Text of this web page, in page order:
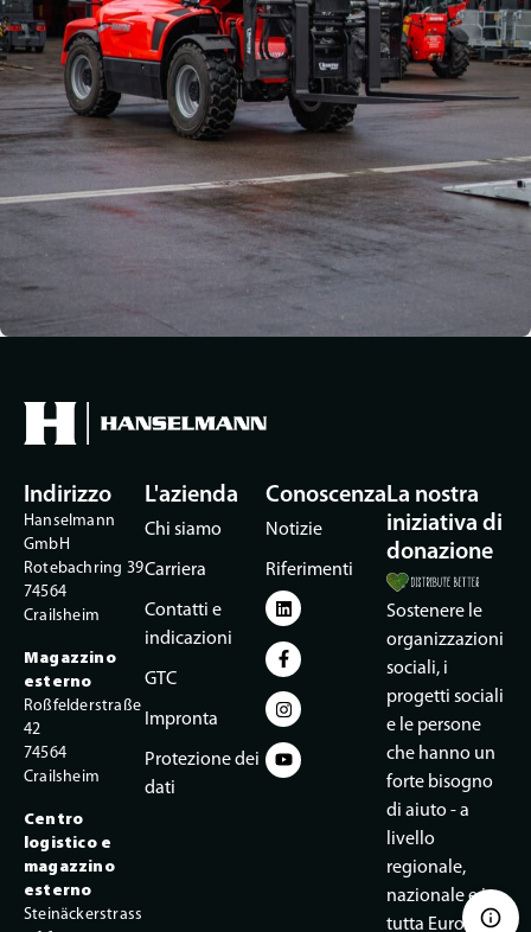
Indirizzo
Hanselmann
GmbH
Rotebachring 39
74564
Crailsheim
Magazzino
esterno
Roßfelderstraße
42
74564
Crailsheim
Centro
logistico e
magazzino
esterno
Steinäckerstrass
L'azienda
Chi siamo
Carriera
Contatti e
indicazioni
GTC
Impronta
Protezione dei
dati
Conoscenza
Notizie
Riferimenti
La nostra
iniziativa di
donazione
Sostenere le
organizzazioni
sociali, i
progetti sociali
e le persone
che hanno un
forte bisogno
di aiuto - a
livello
regionale,
nazionale e in
tutta Europa. e